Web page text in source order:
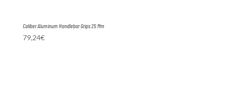
Caliber Aluminum Handlebar Grips 25 Mm
79,24€